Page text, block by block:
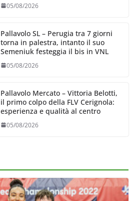
05/08/2026
Pallavolo SL – Perugia tra 7 giorni
torna in palestra, intanto il suo
Semeniuk festeggia il bis in VNL
05/08/2026
Pallavolo Mercato – Vittoria Belotti,
il primo colpo della FLV Cerignola:
esperienza e qualità al centro
05/08/2026